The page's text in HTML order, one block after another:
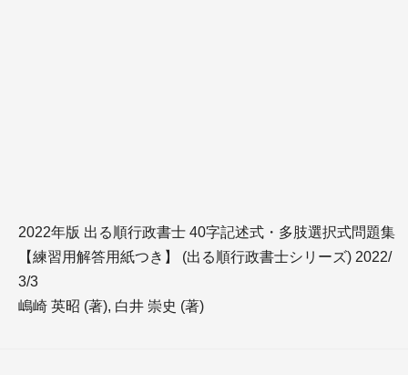
2022年版 出る順行政書士 40字記述式・多肢選択式問題集
【練習用解答用紙つき】 (出る順行政書士シリーズ) 2022/
3/3
嶋崎 英昭 (著), 白井 崇史 (著)